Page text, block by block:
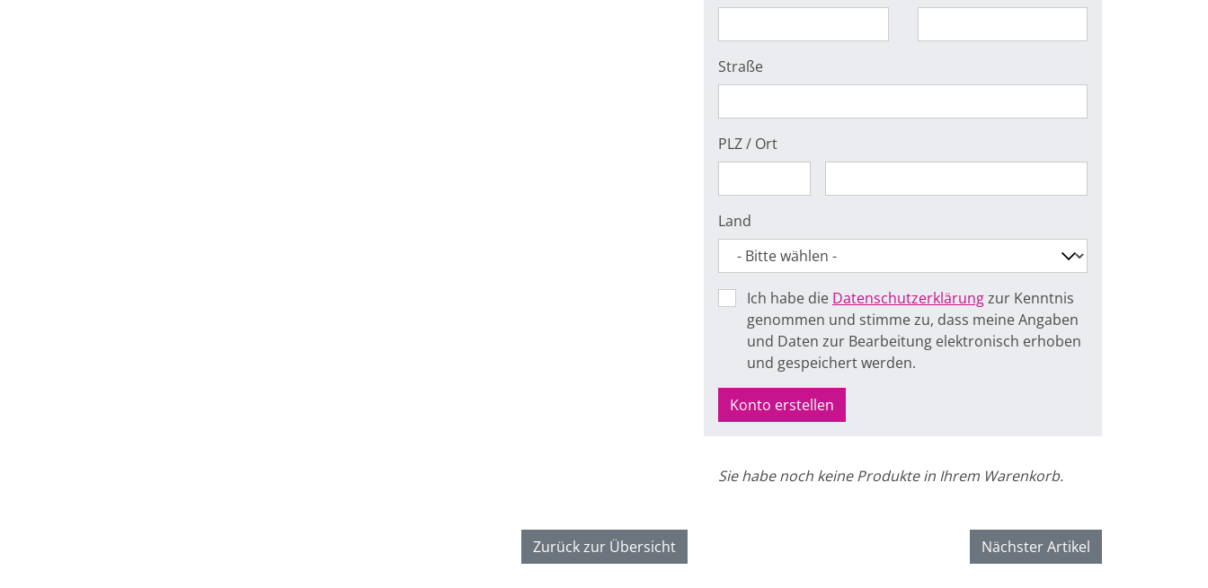
Straße
PLZ / Ort
Land
Ich habe die Datenschutzerklärungzur Kenntnis
genommen und stimme zu, dass meine Angaben
und Daten zur Bearbeitung elektronisch erhoben
und gespeichert werden.
Konto erstellen
Sie habe noch keine Produkte in Ihrem Warenkorb.
Zurück zur Übersicht Nächster Artikel